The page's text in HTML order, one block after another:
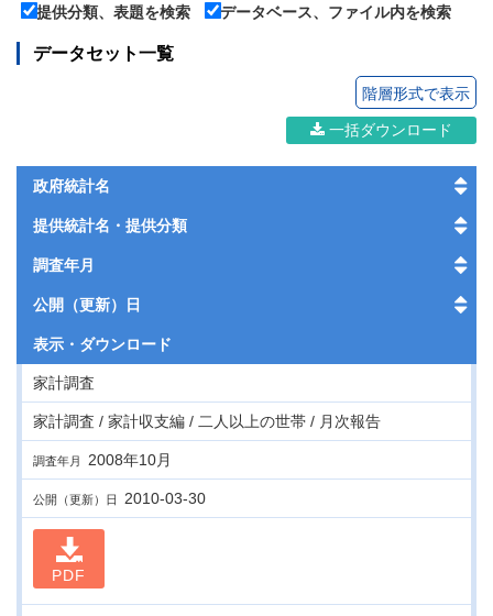
提供分類、表題を検索
データベース、ファイル内を検索
データセット一覧
階層形式で表示
一括ダウンロード
政府統計名
提供統計名・提供分類
調査年月
公開（更新）日
表示・ ダウンロード
家計調査
家計調査 / 家計収支編 / 二人以上の世帯 / 月次報告
調査年月 2008年10月
公開（更新）日 2010-03-30
PDF